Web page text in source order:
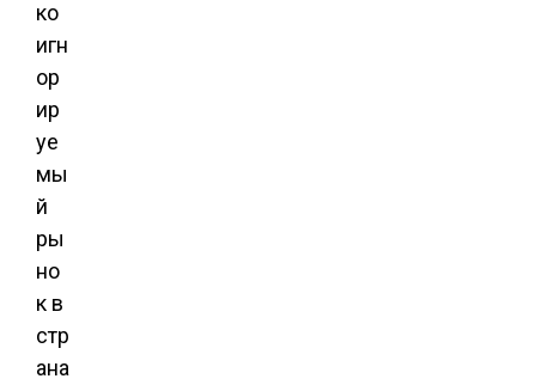
ко
игн
ор
ир
уе
мы
й
ры
но
к в
стр
ана